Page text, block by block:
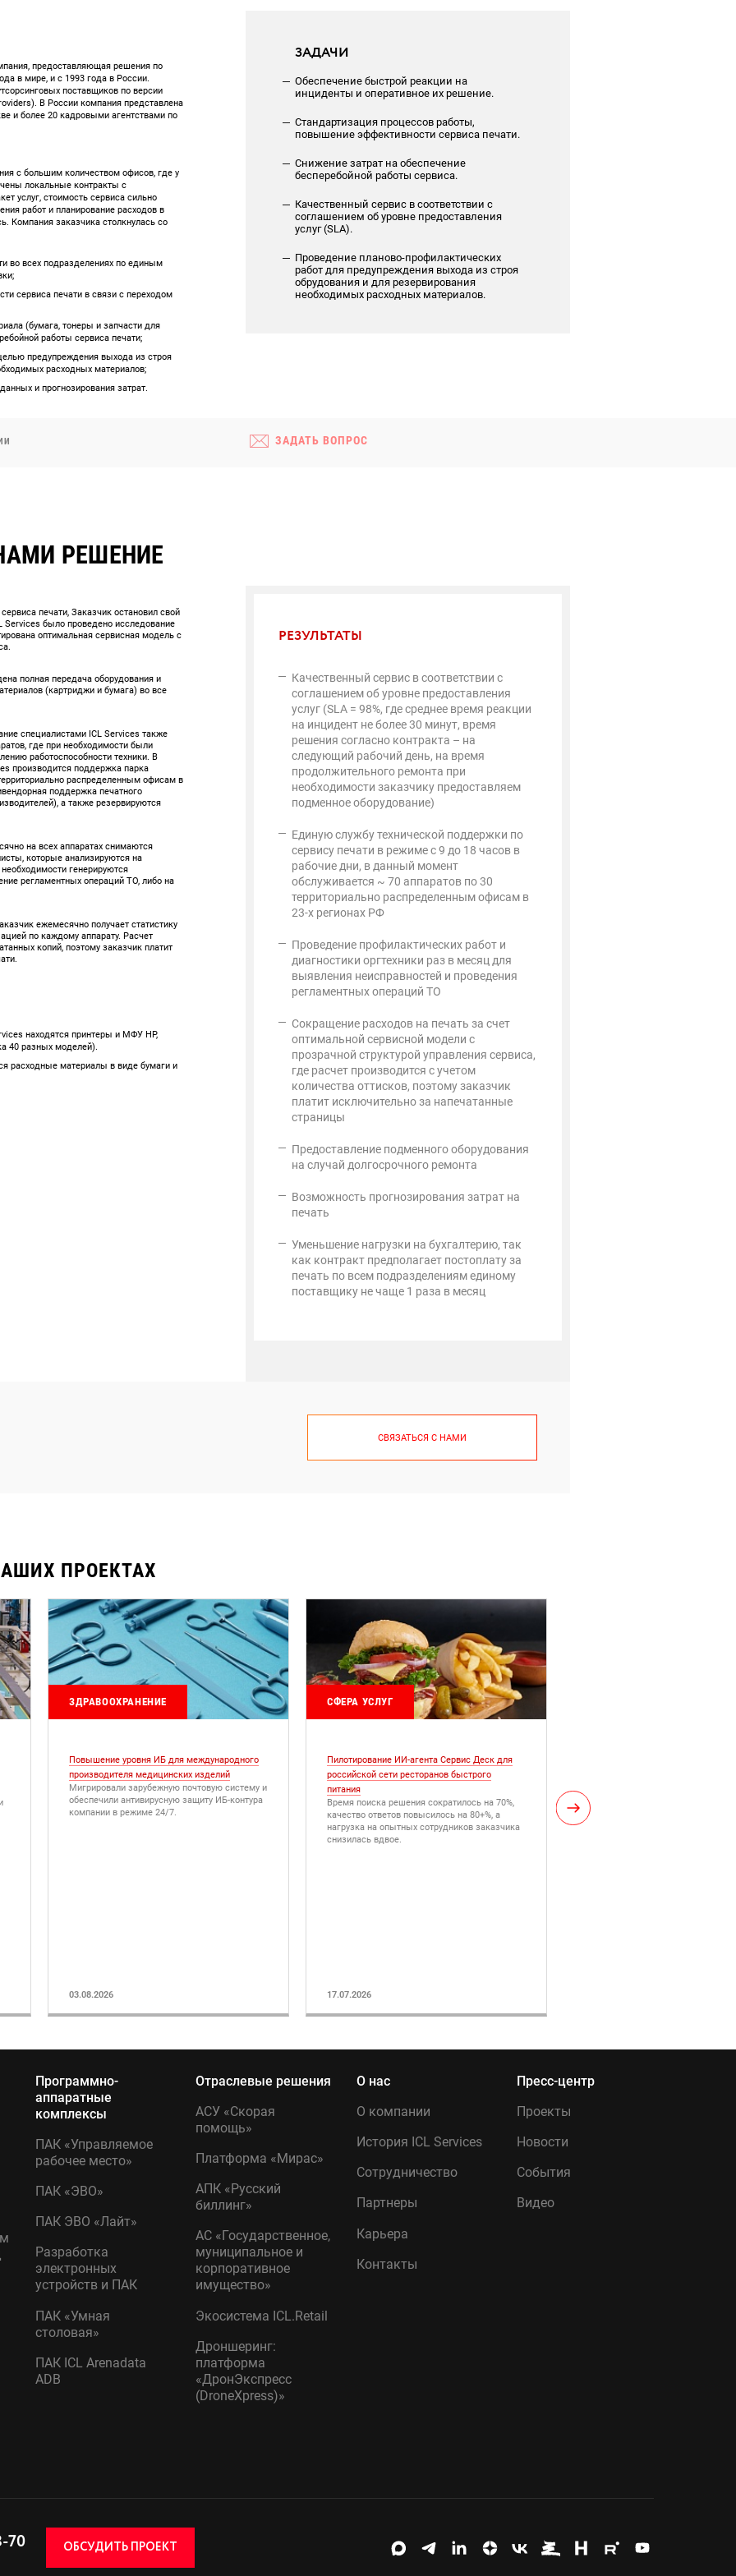
предоставляющая решения по
в мире, и с 1993 года в России.
поставщиков по версии
В России компания представлена
и более 20 кадровыми агентствами по
с большим количеством офисов, где у
локальные контракты с
услуг, стоимость сервиса сильно
работ и планирование расходов в
Компания заказчика столкнулась со
во всех подразделениях по единым
сервиса печати в связи с переходом
(бумага, тонеры и запчасти для
работы сервиса печати;
предупреждения выхода из строя
расходных материалов;
и прогнозирования затрат.
ЗАДАЧИ
Обеспечение быстрой реакции на
инциденты и оперативное их решение.
Стандартизация процессов работы,
повышение эффективности сервиса печати.
Снижение затрат на обеспечение
бесперебойной работы сервиса.
Качественный сервис в соответствии с
соглашением об уровне предоставления
услуг (SLA).
Проведение планово-профилактических
работ для предупреждения выхода из строя
обрудования и для резервирования
необходимых расходных материалов.
ЗАДАТЬ ВОПРОС
РЕШЕНИЕ
печати, Заказчик остановил свой
было проведено исследование
оптимальная сервисная модель с
полная передача оборудования и
(картриджи и бумага) во все
специалистами ICL Services также
где при необходимости были
работоспособности техники. В
производится поддержка парка
распределенным офисам в
поддержка печатного
а также резервируются
на всех аппаратах снимаются
которые анализируются на
генерируются
регламентных операций ТО, либо на
ежемесячно получает статистику
по каждому аппарату. Расчет
копий, поэтому заказчик платит
находятся принтеры и МФУ HP,
40 разных моделей).
расходные материалы в виде бумаги и
РЕЗУЛЬТАТЫ
Качественный сервис в соответствии с
соглашением об уровне предоставления
услуг (SLA = 98%, где среднее время реакции
на инцидент не более 30 минут, время
решения согласно контракта – на
следующий рабочий день, на время
продолжительного ремонта при
необходимости заказчику предоставляем
подменное оборудование)
Единую службу технической поддержки по
сервису печати в режиме с 9 до 18 часов в
рабочие дни, в данный момент
обслуживается ~ 70 аппаратов по 30
территориально распределенным офисам в
23-х регионах РФ
Проведение профилактических работ и
диагностики оргтехники раз в месяц для
выявления неисправностей и проведения
регламентных операций ТО
Сокращение расходов на печать за счет
оптимальной сервисной модели с
прозрачной структурой управления сервиса,
где расчет производится с учетом
количества оттисков, поэтому заказчик
платит исключительно за напечатанные
страницы
Предоставление подменного оборудования
на случай долгосрочного ремонта
Возможность прогнозирования затрат на
печать
Уменьшение нагрузки на бухгалтерию, так
как контракт предполагает постоплату за
печать по всем подразделениям единому
поставщику не чаще 1 раза в месяц
СВЯЗАТЬСЯ С НАМИ
ПРОЕКТАХ
ЗДРАВООХРАНЕНИЕ
Повышение уровня ИБ для международного
производителя медицинских изделий
Мигрировали зарубежную почтовую систему и
обеспечили антивирусную защиту ИБ-контура
компании в режиме 24/7.
03.08.2026
СФЕРА УСЛУГ
Пилотирование ИИ-агента Сервис Деск для
российской сети ресторанов быстрого
питания
Время поиска решения сократилось на 70%,
качество ответов повысилось на 80+%, а
нагрузка на опытных сотрудников заказчика
снизилась вдвое.
17.07.2026
прогресса и управление ИТ-
условиях разнородности
Программно-
аппаратные
комплексы
ПАК «Управляемое
рабочее место»
ПАК «ЭВО»
ПАК ЭВО «Лайт»
Разработка
электронных
устройств и ПАК
ПАК «Умная
столовая»
ПАК ICL Arenadata
ADB
О нас
О компании
История ICL Services
Сотрудничество
Партнеры
Карьера
Контакты
Отраслевые решения
АСУ «Скорая
помощь»
Платформа «Мирас»
АПК «Русский
биллинг»
АС «Государственное,
муниципальное и
корпоративное
имущество»
Экосистема ICL.Retail
Дроншеринг:
платформа
«ДронЭкспресс
(DroneXpress)»
Пресс-центр
Проекты
Новости
События
Видео
70 ОБСУДИТЬ ПРОЕКТ